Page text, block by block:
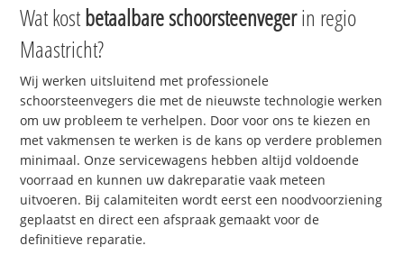
Wat kostbetaalbare schoorsteenvegerin regio
Maastricht?
Wij werken uitsluitend met professionele
schoorsteenvegers die met de nieuwste technologie werken
om uw probleem te verhelpen. Door voor ons te kiezen en
met vakmensen te werken is de kans op verdere problemen
minimaal. Onze servicewagens hebben altijd voldoende
voorraad en kunnen uw dakreparatie vaak meteen
uitvoeren. Bij calamiteiten wordt eerst een noodvoorziening
geplaatst en direct een afspraak gemaakt voor de
definitieve reparatie.